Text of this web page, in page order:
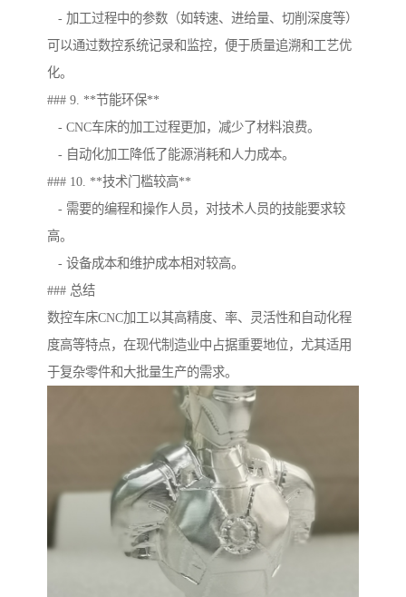
- 加工过程中的参数（如转速、进给量、切削深度等）
可以通过数控系统记录和监控，便于质量追溯和工艺优
化。
### 9. **节能环保**
- CNC车床的加工过程更加，减少了材料浪费。
- 自动化加工降低了能源消耗和人力成本。
### 10. **技术门槛较高**
- 需要的编程和操作人员，对技术人员的技能要求较
高。
- 设备成本和维护成本相对较高。
### 总结
数控车床CNC加工以其高精度、率、灵活性和自动化程
度高等特点，在现代制造业中占据重要地位，尤其适用
于复杂零件和大批量生产的需求。